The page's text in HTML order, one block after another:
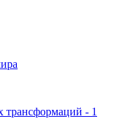
трансформаций - 1